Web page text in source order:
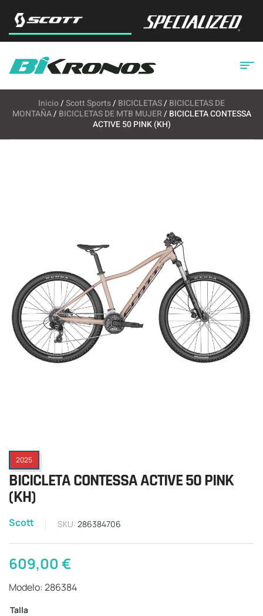
Inicio/Scott Sports/ BICICLETAS/ BICICLETAS DE
MONTAÑA/ BICICLETAS DE MTB MUJER/ BICICLETA CONTESSA
ACTIVE 50 PINK (KH)
2025
BICICLETA CONTESSA ACTIVE 50 PINK
(KH)
Scott SKU: 286384706
609,00€
Modelo: 286384
Talla